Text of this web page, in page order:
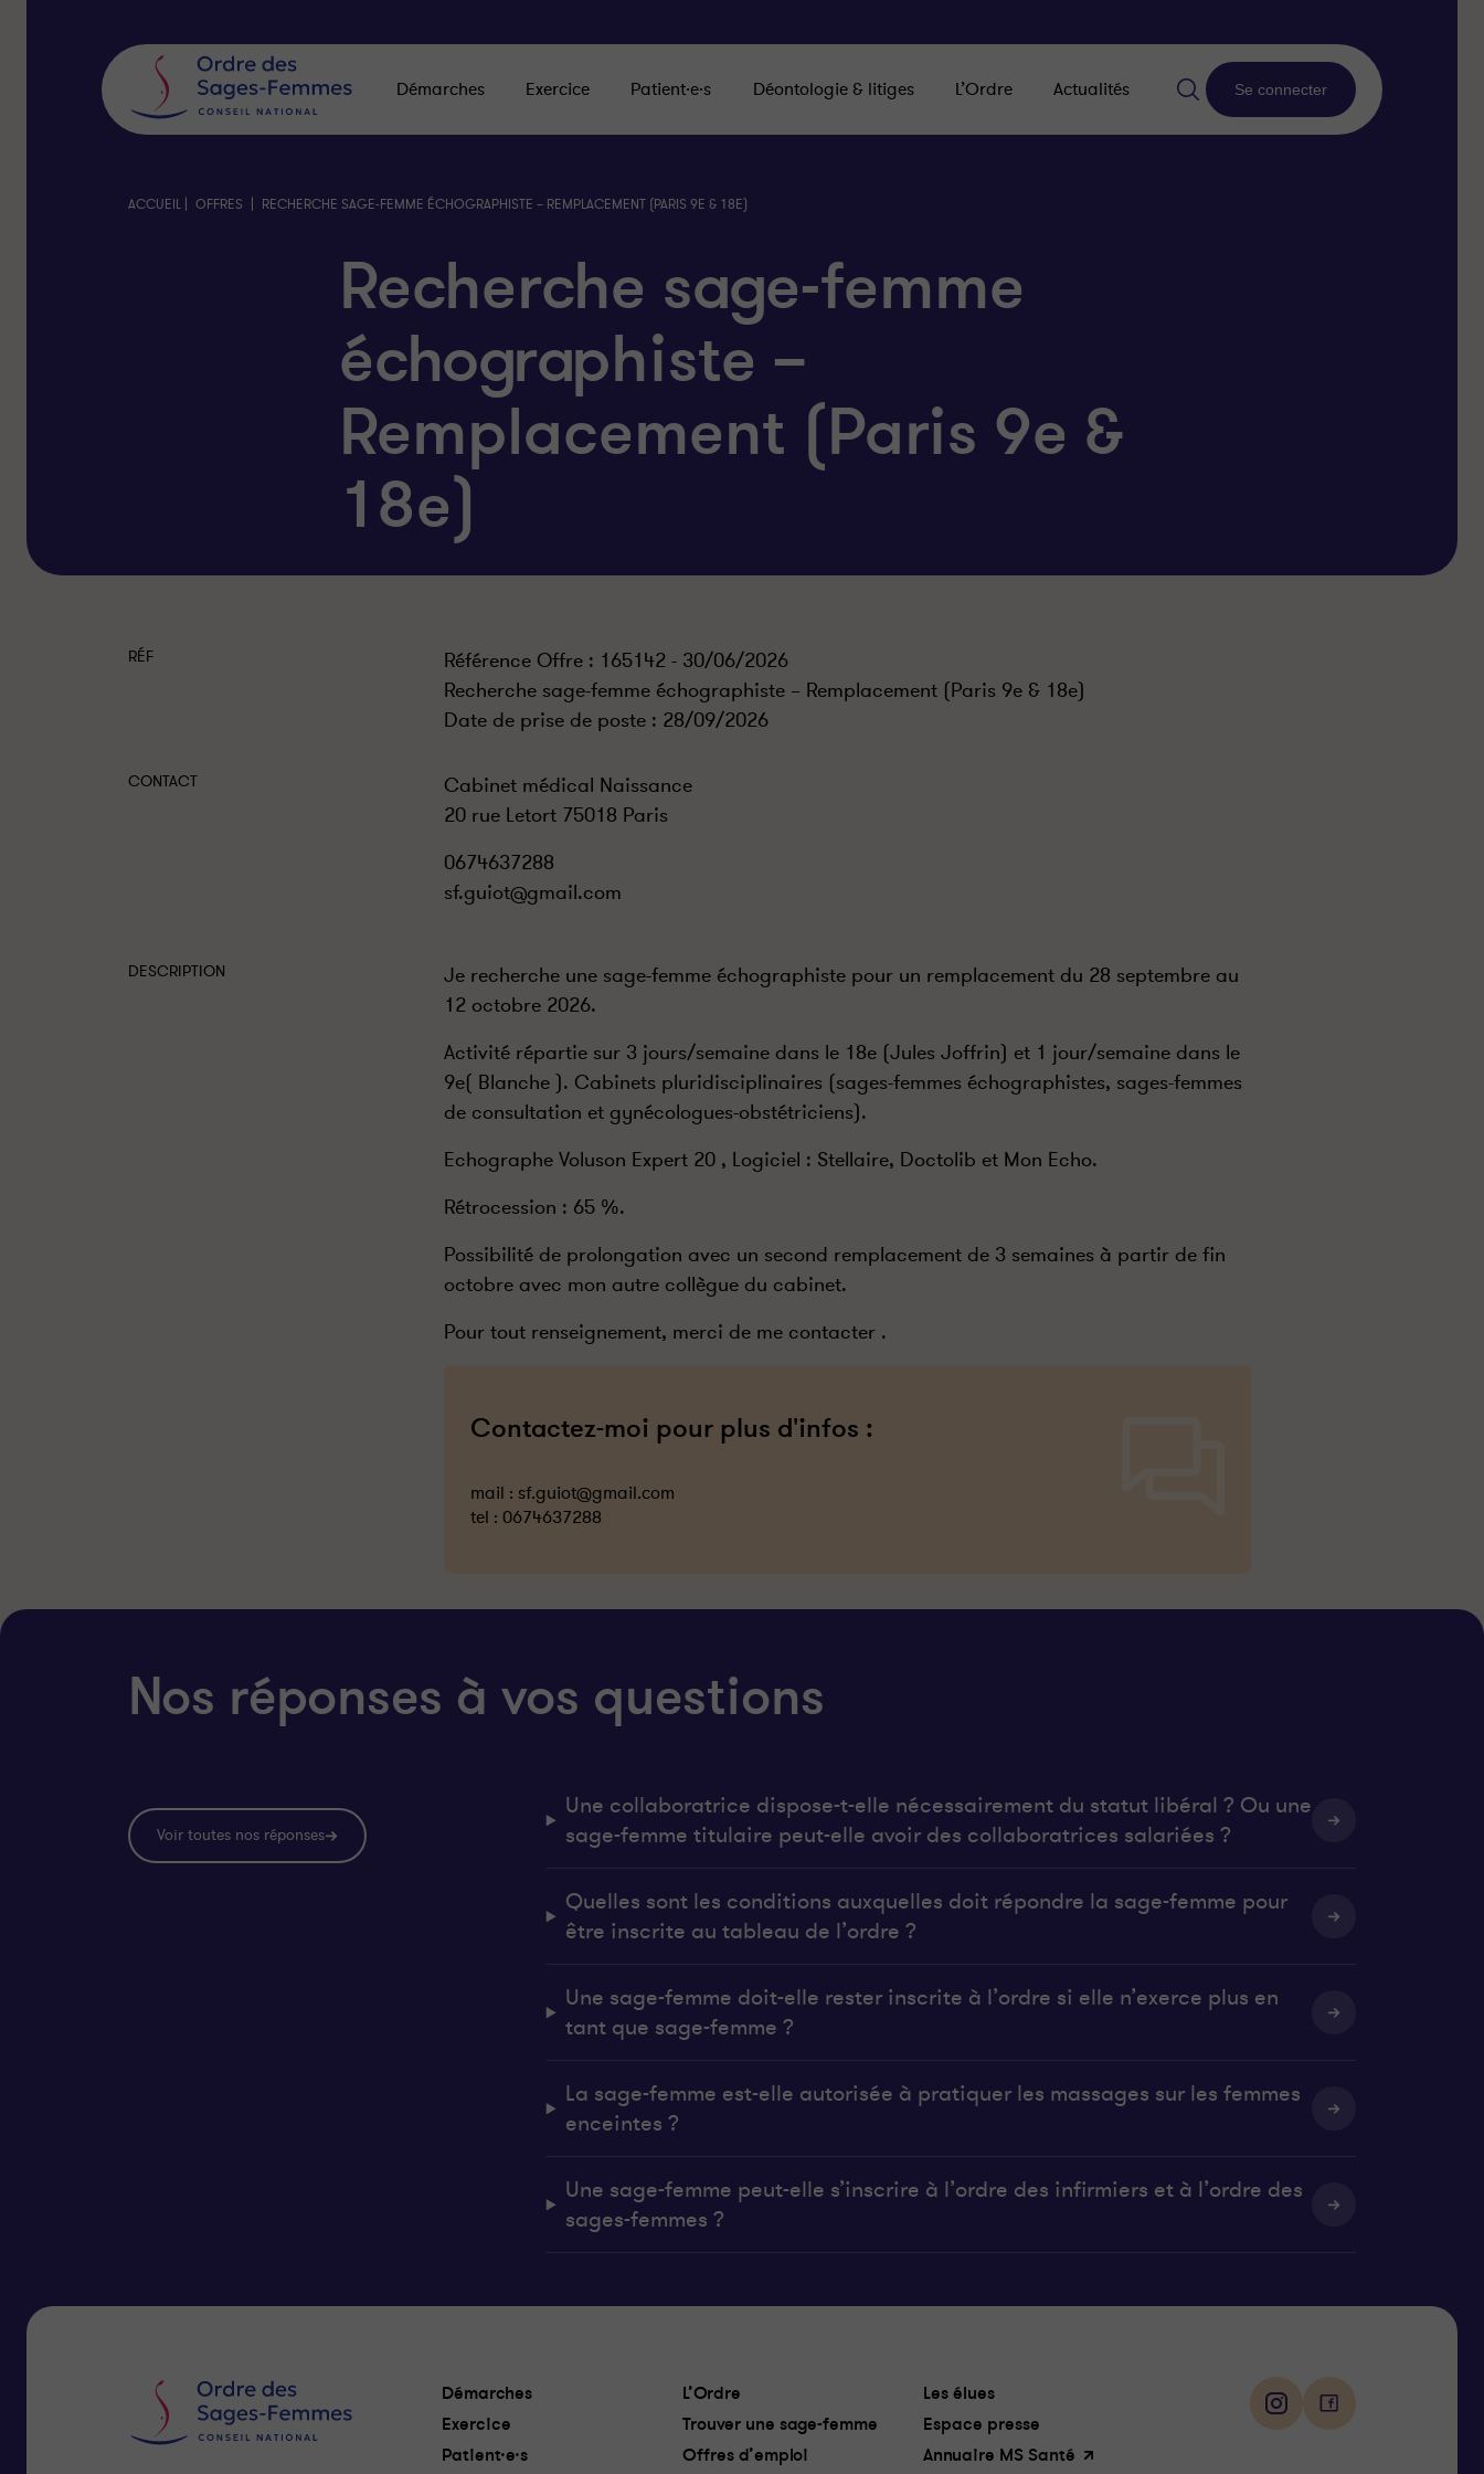
Démarches Exercice Patient·e·s Déontologie & litiges L’Ordre Actualités Se connecter
ACCUEIL | OFFRES | RECHERCHE SAGE-FEMME ÉCHOGRAPHISTE – REMPLACEMENT (PARIS 9E & 18E)
Recherche sage-femme
échographiste –
Remplacement (Paris 9e &
18e)
RÉF
Référence Offre : 165142 - 30/06/2026
Recherche sage-femme échographiste – Remplacement (Paris 9e & 18e)
Date de prise de poste : 28/09/2026
CONTACT
Cabinet médical Naissance
20 rue Letort 75018 Paris
0674637288
sf.guiot@gmail.com
DESCRIPTION
Je recherche une sage-femme échographiste pour un remplacement du 28 septembre au
12 octobre 2026.
Activité répartie sur 3 jours/semaine dans le 18e (Jules Joffrin) et 1 jour/semaine dans le
9e( Blanche ). Cabinets pluridisciplinaires (sages-femmes échographistes, sages-femmes
de consultation et gynécologues-obstétriciens).
Echographe Voluson Expert 20 , Logiciel : Stellaire, Doctolib et Mon Echo.
Rétrocession : 65 %.
Possibilité de prolongation avec un second remplacement de 3 semaines à partir de fin
octobre avec mon autre collègue du cabinet.
Pour tout renseignement, merci de me contacter .
Contactez-moi pour plus d'infos :
mail : sf.guiot@gmail.com
tel : 0674637288
Nos réponses à vos questions
Voir toutes nos réponses
Une collaboratrice dispose-t-elle nécessairement du statut libéral ? Ou une
sage-femme titulaire peut-elle avoir des collaboratrices salariées ?
Quelles sont les conditions auxquelles doit répondre la sage-femme pour
être inscrite au tableau de l’ordre ?
Une sage-femme doit-elle rester inscrite à l’ordre si elle n’exerce plus en
tant que sage-femme ?
La sage-femme est-elle autorisée à pratiquer les massages sur les femmes
enceintes ?
Une sage-femme peut-elle s’inscrire à l’ordre des infirmiers et à l’ordre des
sages-femmes ?
Démarches
Exercice
Patient·e·s
L’Ordre
Trouver une sage-femme
Offres d’emploi
Les élues
Espace presse
Annuaire MS Santé
i
f